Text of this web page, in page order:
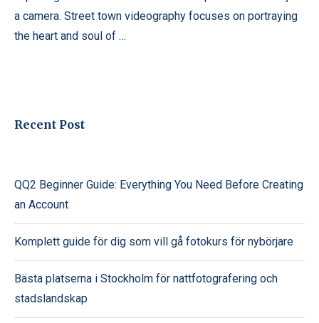
a camera. Street town videography focuses on portraying
the heart and soul of …
Recent Post
QQ2 Beginner Guide: Everything You Need Before Creating
an Account
Komplett guide för dig som vill gå fotokurs för nybörjare
Bästa platserna i Stockholm för nattfotografering och
stadslandskap